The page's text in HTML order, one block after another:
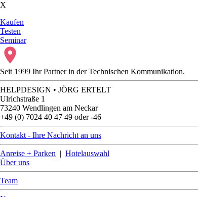
X
Kaufen
Testen
Seminar
Seit 1999 Ihr Partner in der Technischen Kommunikation.
HELPDESIGN • JÖRG ERTELT
Ulrichstraße 1
73240 Wendlingen am Neckar
+49 (0) 7024 40 47 49 oder -46
Kontakt - Ihre Nachricht an uns
Anreise + Parken | Hotelauswahl
Über uns
Team